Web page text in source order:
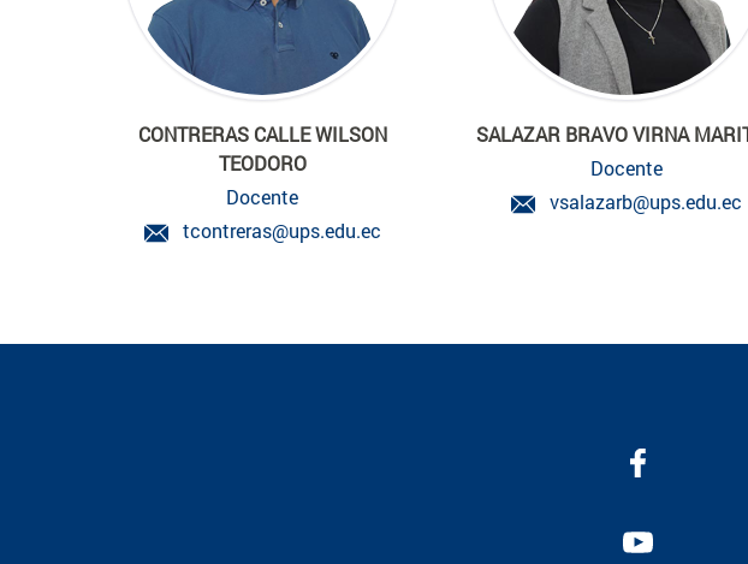
CONTRERAS CALLE WILSON
TEODORO
Docente
tcontreras@ups.edu.ec
SALAZAR BRAVO VIRNA
Docente
vsalazarb@ups.edu.ec